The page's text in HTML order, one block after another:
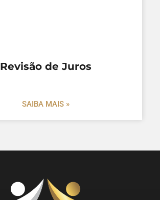
Revisão de Juros
SAIBA MAIS »